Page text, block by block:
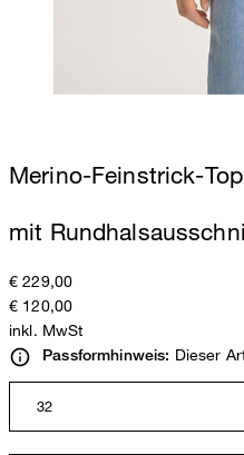
Merino-Feinstrick-
mit
€ 229,00
€ 120,00
inkl. MwSt
Passformhinweis: Dieser
32